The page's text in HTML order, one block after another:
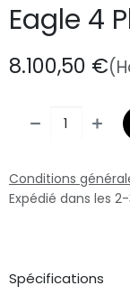
Eagle 4
8.100,50 €
Conditions
Expédié dans les
Spécifications